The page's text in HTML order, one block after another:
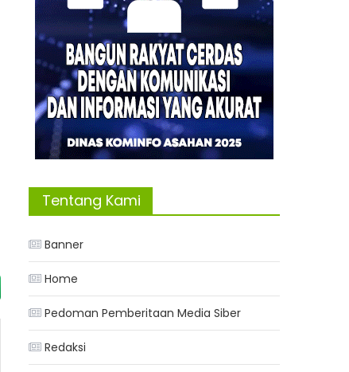
Tentang Kami
Banner
Home
Pedoman Pemberitaan Media Siber
Redaksi